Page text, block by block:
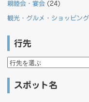
親睦会・宴会 (24)
観光・グルメ・ショッピング
行先
行
スポット名